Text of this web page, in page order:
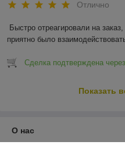
Отлично
Быстро отреагировали на
приятно было
Сделка подтверждена
Показать
О нас